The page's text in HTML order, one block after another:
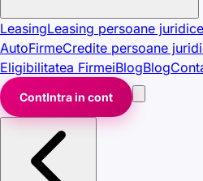
LeasingLeasing persoane juridice
AutoFirmeCredite persoane
Eligibilitatea FirmeiBlogBlog
ContIntra in cont